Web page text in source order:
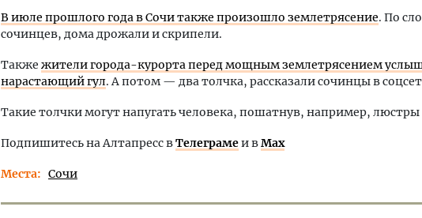
В июле прошлого года в Сочи также произошло землетрясение. По
сочинцев, дома дрожали и скрипели.
Также жители города-курорта перед мощным землетрясением
нарастающий гул. А потом — два толчка, рассказали сочинцы в
Такие толчки могут напугать человека, пошатнув, например, люстры
Подпишитесь на Алтапресс вТелеграмеи вMax
Места Сочи